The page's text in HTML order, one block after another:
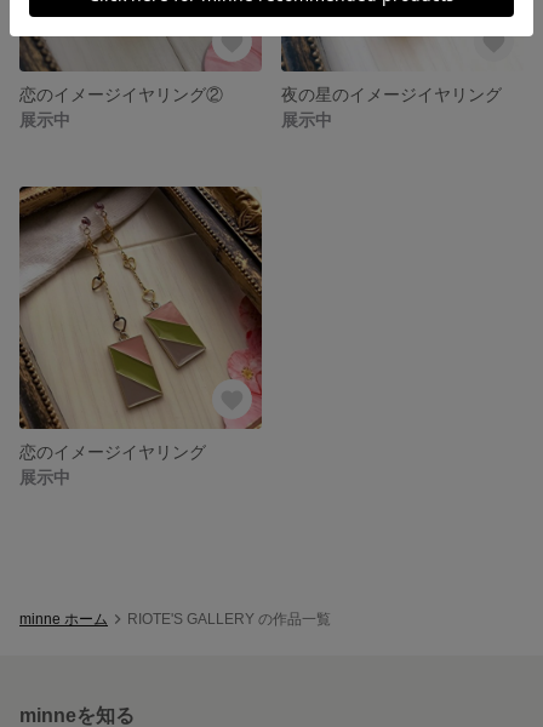
恋のイメージイヤリング②
展示中
夜の星のイメージイヤリング
展示中
恋のイメージイヤリング
展示中
minne ホーム RIOTE'S GALLERY の作品一覧
minneを知る